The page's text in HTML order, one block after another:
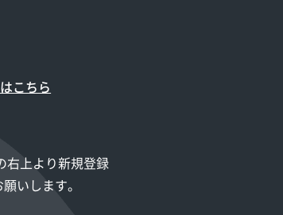
こちら
上より新規登録
いします。